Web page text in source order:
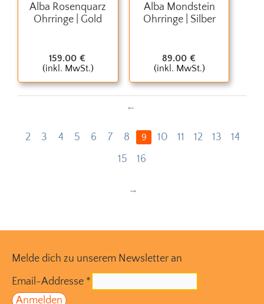
Alba Rosenquarz
Ohrringe | Gold
159.00 €
(inkl. MwSt.)
Alba Mondstein
Ohrringe | Silber
89.00 €
(inkl. MwSt.)
2 3 4 5 6 7 8 9 10 11 12 13
14
15
16
Melde dich zu unserem Newsletter an
Email-Addresse *